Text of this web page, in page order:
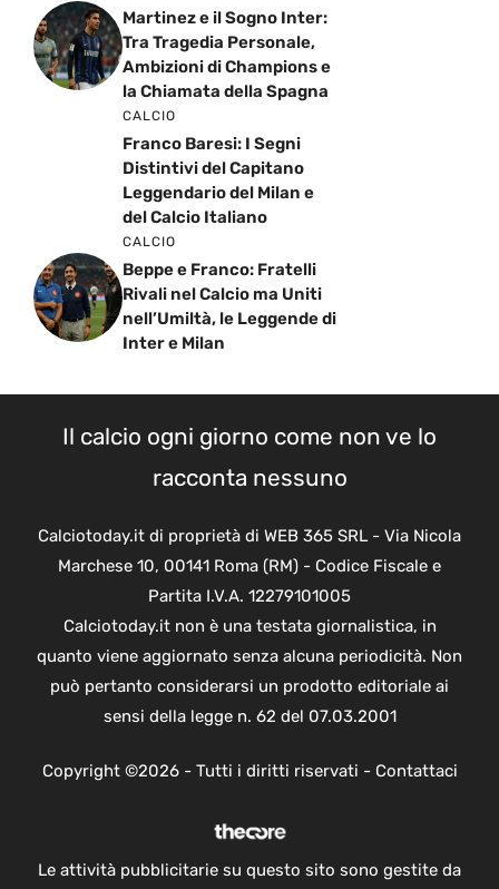
Martinez e il Sogno Inter:
Tra Tragedia Personale,
Ambizioni di Champions e
la Chiamata della Spagna
CALCIO
Franco Baresi: I Segni
Distintivi del Capitano
Leggendario del Milan e
del Calcio Italiano
CALCIO
Beppe e Franco: Fratelli
Rivali nel Calcio ma Uniti
nell’Umiltà, le Leggende di
Inter e Milan
Il calcio ogni giorno come non ve lo
racconta nessuno
Calciotoday.it di proprietà di WEB 365 SRL - Via Nicola
Marchese 10, 00141 Roma (RM) - Codice Fiscale e
Partita I.V.A. 12279101005
Calciotoday.it non è una testata giornalistica, in
quanto viene aggiornato senza alcuna periodicità. Non
può pertanto considerarsi un prodotto editoriale ai
sensi della legge n. 62 del 07.03.2001
Copyright ©2026 - Tutti i diritti riservati - Contattaci
Le attività pubblicitarie su questo sito sono gestite da